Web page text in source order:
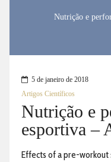
Nutrição e
5 de janeiro de 2018
Artigos Científicos
Nutrição e
esportiva –
Effects of a pre-